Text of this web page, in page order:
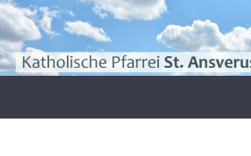
Zum
Inhalt
springen